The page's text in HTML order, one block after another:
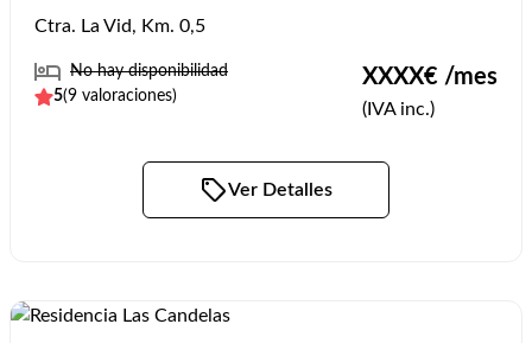
Ctra. La Vid, Km. 0,5
No hay disponibilidad
5(9 valoraciones)
XXXX€ /mes
(IVA inc.)
Ver Detalles